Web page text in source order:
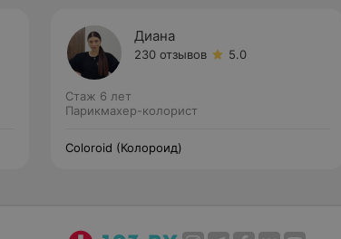
Диана
230 отзывов 5.0
Стаж 6 лет
Парикмахер-колорист
Coloroid (Колороид)